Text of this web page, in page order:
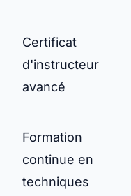
Certificat
d'instructeur
avancé
Formation
continue en
techniques